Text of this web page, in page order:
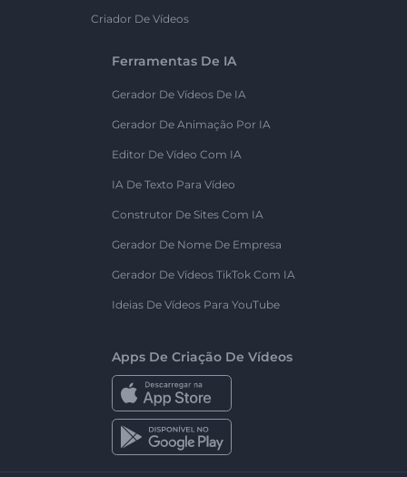
Criador De Vídeos
Ferramentas De IA
Gerador De Vídeos De IA
Gerador De Animação Por IA
Editor De Vídeo Com IA
IA De Texto Para Vídeo
Construtor De Sites Com IA
Gerador De Nome De Empresa
Gerador De Vídeos TikTok Com IA
Ideias De Vídeos Para YouTube
Apps De Criação De Vídeos